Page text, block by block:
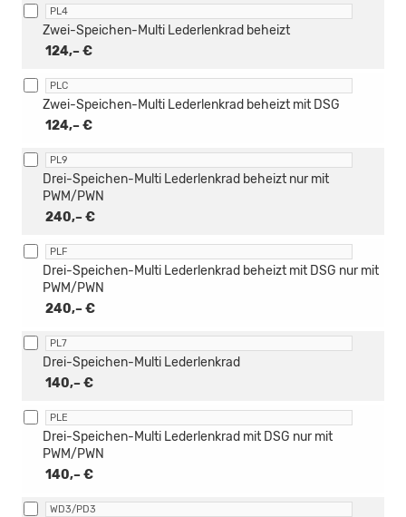
PL4
124,– €
Zwei-Speichen-Multi Lederlenkrad beheizt
PLC
124,– €
Zwei-Speichen-Multi Lederlenkrad beheizt mit DSG
PL9
240,– €
Drei-Speichen-Multi Lederlenkrad beheizt nur mit
PWM/PWN
PLF
240,– €
Drei-Speichen-Multi Lederlenkrad beheizt mit DSG nur mit
PWM/PWN
PL7
140,– €
Drei-Speichen-Multi Lederlenkrad
PLE
140,– €
Drei-Speichen-Multi Lederlenkrad mit DSG nur mit
PWM/PWN
WD3/PD3